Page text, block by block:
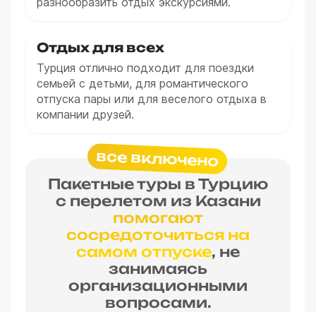
Отдых для всех
Турция отлично подходит для поездки
семьей с детьми, для романтического
отпуска пары или для веселого отдыха в
компании друзей.
все включено
Пакетные туры в Турцию
с перелетом из Казани
помогают
сосредоточиться на
самом отпуске, не
занимаясь
организационными
вопросами.